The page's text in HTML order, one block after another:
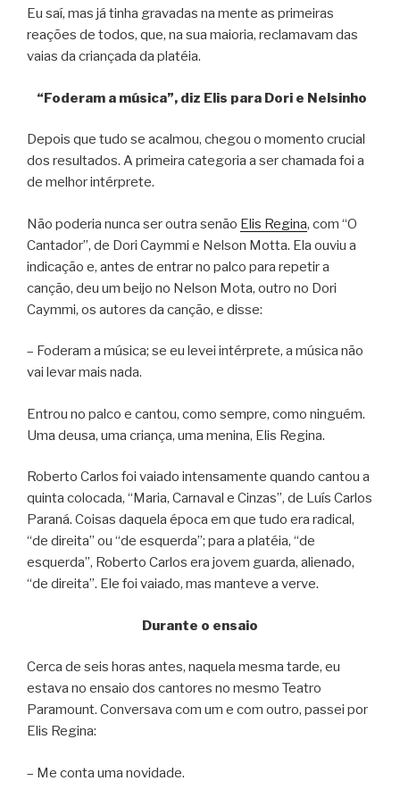
Eu saí, mas já tinha gravadas na mente as primeiras
reações de todos, que, na sua maioria, reclamavam das
vaias da criançada da platéia.
“Foderam a música”, diz Elis para Dori e Nelsinho
Depois que tudo se acalmou, chegou o momento crucial
dos resultados. A primeira categoria a ser chamada foi a
de melhor intérprete.
Não poderia nunca ser outra senão Elis Regina, com “O
Cantador”, de Dori Caymmi e Nelson Motta. Ela ouviu a
indicação e, antes de entrar no palco para repetir a
canção, deu um beijo no Nelson Mota, outro no Dori
Caymmi, os autores da canção, e disse:
– Foderam a música; se eu levei intérprete, a música não
vai levar mais nada.
Entrou no palco e cantou, como sempre, como ninguém.
Uma deusa, uma criança, uma menina, Elis Regina.
Roberto Carlos foi vaiado intensamente quando cantou a
quinta colocada, “Maria, Carnaval e Cinzas”, de Luís Carlos
Paraná. Coisas daquela época em que tudo era radical,
“de direita” ou “de esquerda”; para a platéia, “de
esquerda”, Roberto Carlos era jovem guarda, alienado,
“de direita”. Ele foi vaiado, mas manteve a verve.
Durante o ensaio
Cerca de seis horas antes, naquela mesma tarde, eu
estava no ensaio dos cantores no mesmo Teatro
Paramount. Conversava com um e com outro, passei por
Elis Regina:
– Me conta uma novidade.